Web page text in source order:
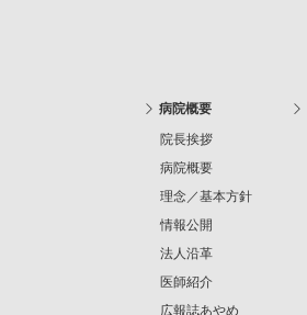
病院概要
院長挨拶
病院概要
理念／基本方針
情報公開
法人沿革
医師紹介
広報誌あやめ